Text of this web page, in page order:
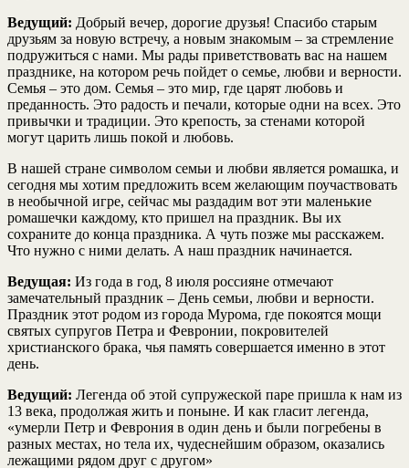
Ведущий: Добрый вечер, дорогие друзья! Спасибо старым
друзьям за новую встречу, а новым знакомым – за стремление
подружиться с нами. Мы рады приветствовать вас на нашем
празднике, на котором речь пойдет о семье, любви и верности.
Семья – это дом. Семья – это мир, где царят любовь и
преданность. Это радость и печали, которые одни на всех. Это
привычки и традиции. Это крепость, за стенами которой
могут царить лишь покой и любовь.
В нашей стране символом семьи и любви является ромашка, и
сегодня мы хотим предложить всем желающим поучаствовать
в необычной игре, сейчас мы раздадим вот эти маленькие
ромашечки каждому, кто пришел на праздник. Вы их
сохраните до конца праздника. А чуть позже мы расскажем.
Что нужно с ними делать. А наш праздник начинается.
Ведущая: Из года в год, 8 июля россияне отмечают
замечательный праздник – День семьи, любви и верности.
Праздник этот родом из города Мурома, где покоятся мощи
святых супругов Петра и Февронии, покровителей
христианского брака, чья память совершается именно в этот
день.
Ведущий: Легенда об этой супружеской паре пришла к нам из
13 века, продолжая жить и поныне. И как гласит легенда,
«умерли Петр и Феврония в один день и были погребены в
разных местах, но тела их, чудеснейшим образом, оказались
лежащими рядом друг с другом»